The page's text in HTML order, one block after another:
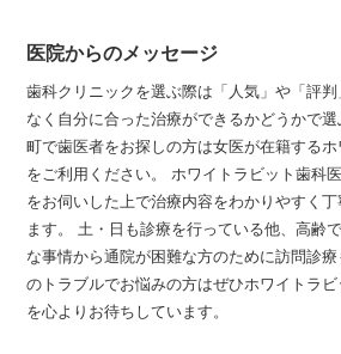
医院からのメッセージ
歯科クリニックを選ぶ際は「人気」や「評
なく自分に合った治療ができるかどうかで
町で歯医者をお探しの方は女医が在籍する
をご利用ください。 ホワイトラビット歯科
をお伺いした上で治療内容をわかりやすく
ます。 土・日も診療を行っている他、高齢
な事情から通院が困難な方のために訪問診
のトラブルでお悩みの方はぜひホワイトラ
を心よりお待ちしています。